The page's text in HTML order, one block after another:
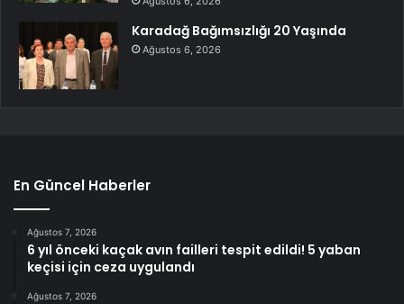
Karadağ Bağımsızlığı 20 Yaşında
Ağustos 6, 2026
En Güncel Haberler
Ağustos 7, 2026
6 yıl önceki kaçak avın failleri tespit edildi! 5 yaban
keçisi için ceza uygulandı
Ağustos 7, 2026